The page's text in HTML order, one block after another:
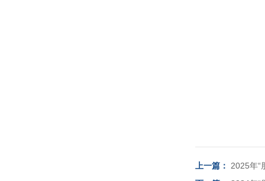
上一篇： 2025年“